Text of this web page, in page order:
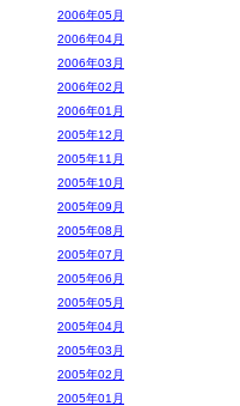
2006年05月
2006年04月
2006年03月
2006年02月
2006年01月
2005年12月
2005年11月
2005年10月
2005年09月
2005年08月
2005年07月
2005年06月
2005年05月
2005年04月
2005年03月
2005年02月
2005年01月